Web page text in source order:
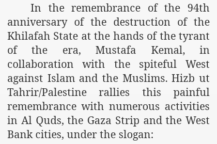
In the remembrance of the 94th
anniversary of the destruction of the
Khilafah State at the hands of the tyrant
of the era, Mustafa Kemal, in
collaboration with the spiteful West
against Islam and the Muslims. Hizb ut
Tahrir/Palestine rallies this painful
remembrance with numerous activities
in Al Quds, the Gaza Strip and the West
Bank cities, under the slogan: